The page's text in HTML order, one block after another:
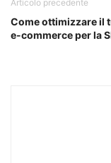
Articolo precedente
Come ottimizzare il
e-commerce per la